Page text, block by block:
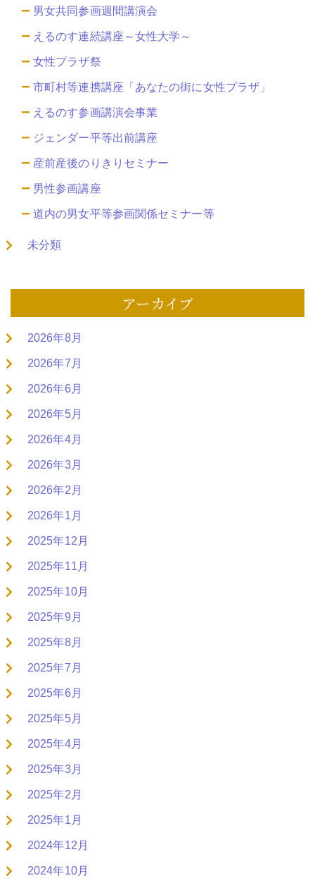
男女共同参画週間講演会
えるのす連続講座～女性大学～
女性プラザ祭
市町村等連携講座「あなたの街に女性プラザ」
えるのす参画講演会事業
ジェンダー平等出前講座
産前産後のりきりセミナー
男性参画講座
道内の男女平等参画関係セミナー等
未分類
アーカイブ
2026年8月
2026年7月
2026年6月
2026年5月
2026年4月
2026年3月
2026年2月
2026年1月
2025年12月
2025年11月
2025年10月
2025年9月
2025年8月
2025年7月
2025年6月
2025年5月
2025年4月
2025年3月
2025年2月
2025年1月
2024年12月
2024年10月